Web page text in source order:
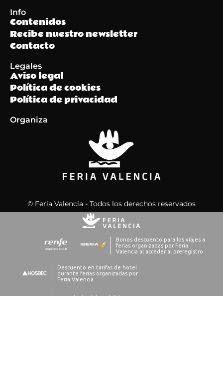
Info
Contenidos
Recibe nuestro newsletter
Contacto
Legales
Aviso legal
Política de cookies
Política de privacidad
Organiza
© Feria Valencia - Todos los derechos reservados